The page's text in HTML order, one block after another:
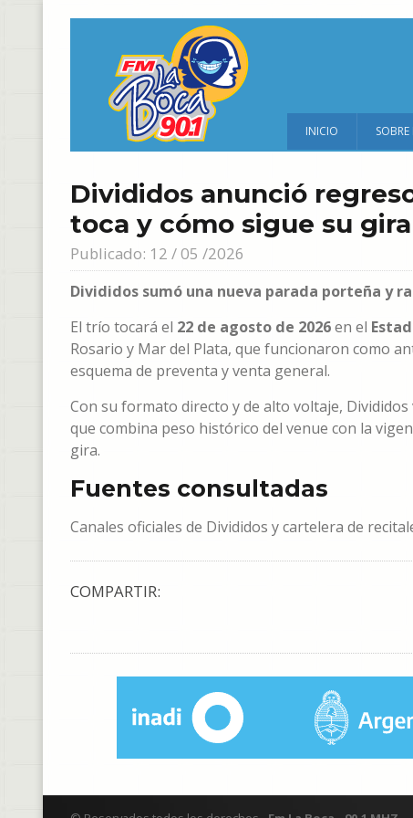
INICIO
Divididos anunció
toca y cómo sigue su gira
Publicado: 12 / 05 /2026
Divididos sumó una nueva parada porteña y
El trío tocará el 22 de agosto de 2026en el
Rosario y Mar del Plata, que funcionaron como
esquema de preventa y venta general.
Con su formato directo y de alto voltaje,
que combina peso histórico del venue con la
gira.
Fuentes consultadas
Canales oficiales de Divididos y cartelera de
COMPARTIR: